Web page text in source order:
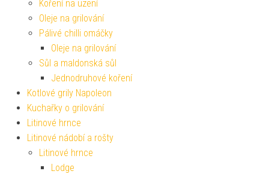
Koření na uzení
Oleje na grilování
Pálivé chilli omáčky
Oleje na grilování
Sůl a maldonská sůl
Jednodruhové koření
Kotlové grily Napoleon
Kuchařky o grilování
Litinové hrnce
Litinové nádobí a rošty
Litinové hrnce
Lodge